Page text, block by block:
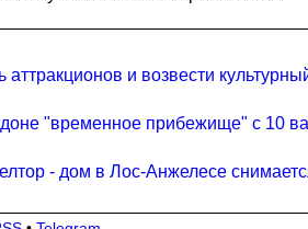
аттракционов и возвести
"временное прибежище" с 10
- дом в Лос-Анжелесе